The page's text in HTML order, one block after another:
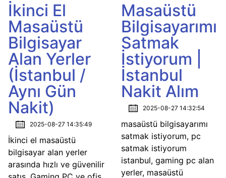
İkinci El
Masaüstü
Bilgisayar
Alan Yerler
(İstanbul /
Aynı Gün
Nakit)
2025-08-27 14:35:49
İkinci el masaüstü
bilgisayar alan yerler
arasında hızlı ve güvenilir
Masaüstü
Bilgisayarımı
Satmak
İstiyorum |
İstanbul
Nakit Alım
2025-08-27 14:32:54
masaüstü bilgisayarımı
satmak istiyorum, pc
satmak istiyorum
istanbul, gaming pc alan
yerler, masaüstü